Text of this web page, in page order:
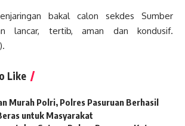
bakal calon sekdes Sumber
lancar, tertib, aman dan kondusif.
Like
Murah Polri, Polres Pasuruan Berhasil
untuk Masyarakat